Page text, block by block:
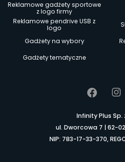
Reklamowe gadżety sportowe
z logo firmy
Reklamowe pendrive USB z
logo
Gadżety na wybory
Gadżety tematyczne
Infinity Plus Sp.
ul. Dworcowa 7 | 62-
NIP: 783-17-33-370,